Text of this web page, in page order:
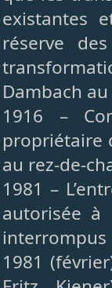
existantes
réserve
Dambach
1916 –
propriétaire
au rez-de-
1981 –
autorisée à
1981